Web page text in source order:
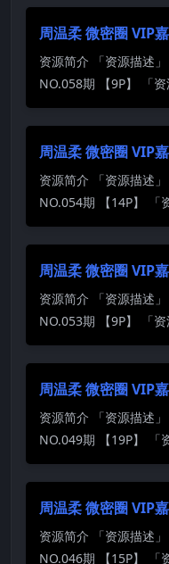
周温柔 微密圈 VIP
资源简介 「资源描述
NO.058期 【9P】 「
周温柔 微密圈 VIP
资源简介 「资源描述
NO.054期 【14P】 「
周温柔 微密圈 VIP
资源简介 「资源描述
NO.053期 【9P】 「
周温柔 微密圈 VIP
资源简介 「资源描述
NO.049期 【19P】 「
周温柔 微密圈 VIP
资源简介 「资源描述
NO.046期 【15P】 「